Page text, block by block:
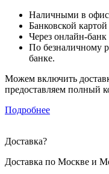
Наличными в
Банковской картой
Через онлайн-банк
По безналичному
банке.
Можем включить
предоставляем полный
Подробнее
Доставка?
Доставка по Москве и